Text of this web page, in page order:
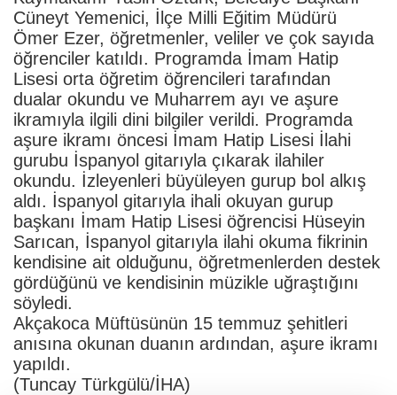
Cüneyt Yemenici, İlçe Milli Eğitim Müdürü
Ömer Ezer, öğretmenler, veliler ve çok sayıda
öğrenciler katıldı. Programda İmam Hatip
Lisesi orta öğretim öğrencileri tarafından
dualar okundu ve Muharrem ayı ve aşure
ikramıyla ilgili dini bilgiler verildi. Programda
aşure ikramı öncesi İmam Hatip Lisesi İlahi
gurubu İspanyol gitarıyla çıkarak ilahiler
okundu. İzleyenleri büyüleyen gurup bol alkış
aldı. İspanyol gitarıyla ihali okuyan gurup
başkanı İmam Hatip Lisesi öğrencisi Hüseyin
Sarıcan, İspanyol gitarıyla ilahi okuma fikrinin
kendisine ait olduğunu, öğretmenlerden destek
gördüğünü ve kendisinin müzikle uğraştığını
söyledi.
Akçakoca Müftüsünün 15 temmuz şehitleri
anısına okunan duanın ardından, aşure ikramı
yapıldı.
(Tuncay Türkgülü/İHA)